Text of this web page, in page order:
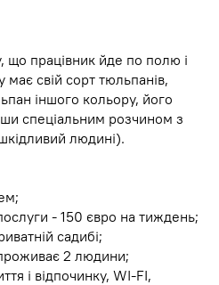
працівник йде по полю і
свій сорт тюльпанів,
іншого кольору, його
спеціальним розчином з
людині).
- 150 євро на тиждень;
садибі;
2 людини;
і відпочинку, WI-FI,